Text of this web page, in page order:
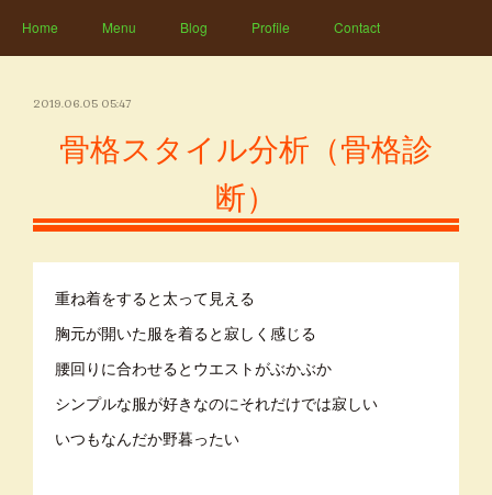
Home Menu Blog Profile Contact
2019.06.05 05:47
骨格スタイル分析（骨格診
断）
重ね着をすると太って見える
胸元が開いた服を着ると寂しく感じる
腰回りに合わせるとウエストがぶかぶか
シンプルな服が好きなのにそれだけでは寂しい
いつもなんだか野暮ったい